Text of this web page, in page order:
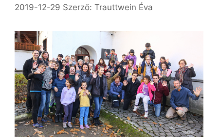
2019-12-29 Szerző: Trauttwein Éva